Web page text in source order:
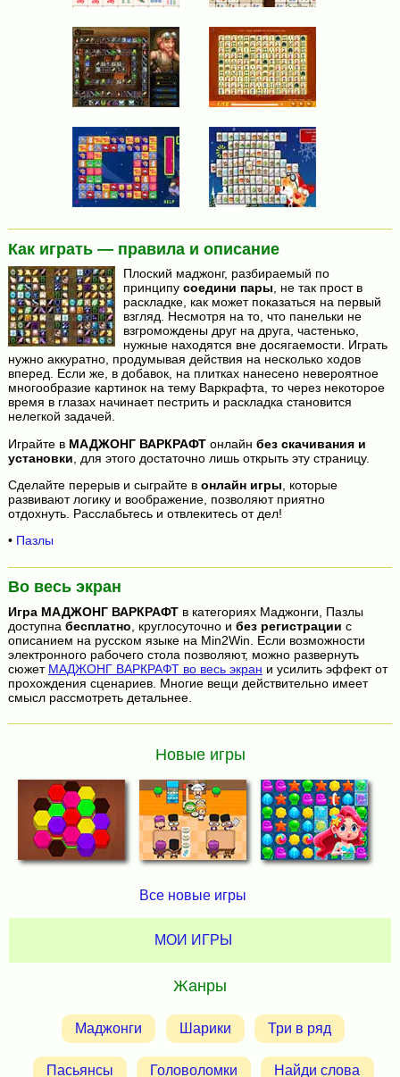
Как играть — правила и описание
Плоский маджонг, разбираемый по
принципу соедини пары, не так прост в
раскладке, как может показаться на первый
взгляд. Несмотря на то, что панельки не
взгромождены друг на друга, частенько,
нужные находятся вне досягаемости. Играть
нужно аккуратно, продумывая действия на несколько ходов
вперед. Если же, в добавок, на плитках нанесено невероятное
многообразие картинок на тему Варкрафта, то через некоторое
время в глазах начинает пестрить и раскладка становится
нелегкой задачей.
Играйте в МАДЖОНГ ВАРКРАФТонлайн без скачивания и
установки , для этого достаточно лишь открыть эту страницу.
Сделайте перерыв и сыграйте в онлайн игры , которые
развивают логику и воображение, позволяют приятно
отдохнуть. Расслабьтесь и отвлекитесь от дел!
• Пазлы
Во весь экран
Игра МАДЖОНГ ВАРКРАФТв категориях Маджонги, Пазлы
доступна бесплатно , круглосуточно и без регистрации с
описанием на русском языке на Min2Win. Если возможности
электронного рабочего стола позволяют, можно развернуть
сюжет МАДЖОНГ ВАРКРАФТ во весь экран и усилить эффект от
прохождения сценариев. Многие вещи действительно имеет
смысл рассмотреть детальнее.
Новые игры
Все новые игры
МОИ ИГРЫ
Жанры
Маджонги Шарики Три в ряд
Пасьянсы Головоломки Найди слова